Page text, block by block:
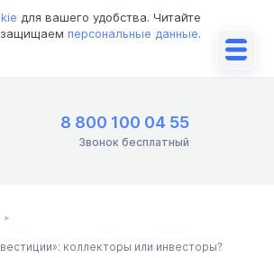
для вашего удобства. Читайте
персональные данные.
8 800 100 04 55
Звонок бесплатный
коллекторы или инвесторы?